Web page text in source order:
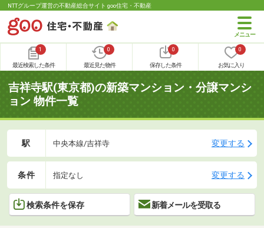
NTTグループ運営の不動産総合サイト goo住宅・不動産
1
最近検索した条件
0
最近見た物件
0
保存した条件
0
お気に入り
吉祥寺駅(東京都)の新築マンション・分譲マンシ
ョン 物件一覧
駅 中央本線/吉祥寺 変更する
条件 指定なし 変更する
検索条件を保存 新着メールを受取る